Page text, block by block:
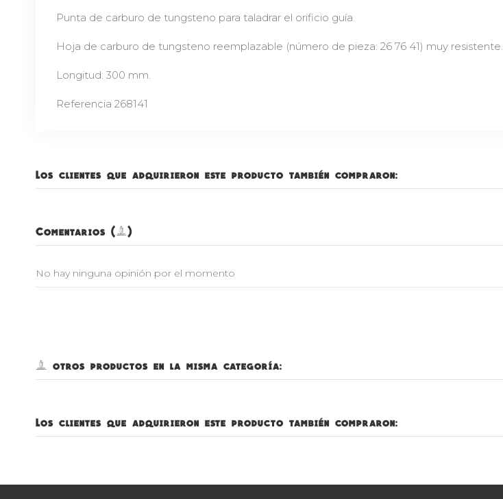
Punta de carburo de tungsteno para taladrar el orificio guía.
Hoja de carburo de tungsteno reemplazable (número de pieza: 26 76 41) muy resistente.
Longitud: 300 mm.
Referencia 268141
Los clientes que adquirieron este producto también compraron:
Comentarios (0)
No hay ninguna opinión por el momento
5 otros productos en la misma categoría:
Los clientes que adquirieron este producto también compraron: